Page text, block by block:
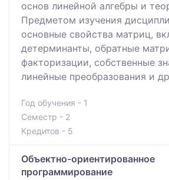
основ линейной алгебры и
Предметом изучения
основные свойства матриц,
детерминанты, обратные
факторизации, собственные
линейные преобразования и
Год обучения - 1
Семестр - 2
Кредитов - 5
Объектно-ориентированное
программирование